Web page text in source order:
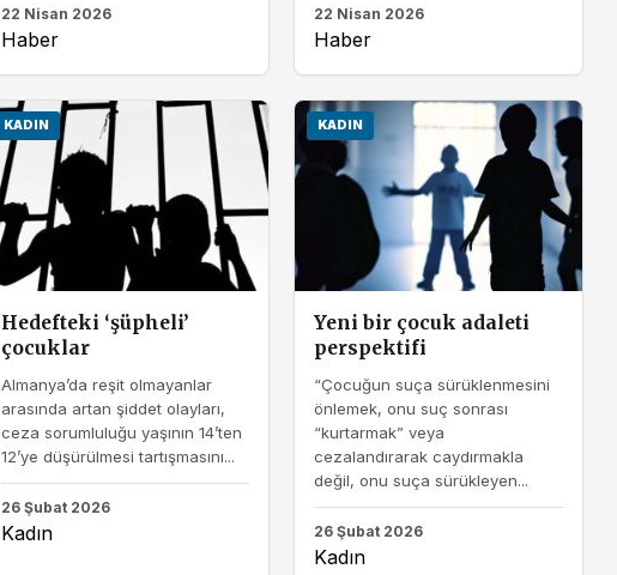
22 Nisan 2026
Haber
22 Nisan 2026
Haber
KADIN
Hedefteki ‘şüpheli’
çocuklar
Almanya’da reşit olmayanlar
arasında artan şiddet olayları,
ceza sorumluluğu yaşının 14’ten
12’ye düşürülmesi tartışmasını...
26 Şubat 2026
Kadın
KADIN
Yeni bir çocuk adaleti
perspektifi
“Çocuğun suça sürüklenmesini
önlemek, onu suç sonrası
“kurtarmak” veya
cezalandırarak caydırmakla
değil, onu suça sürükleyen...
26 Şubat 2026
Kadın